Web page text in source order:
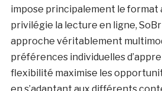
impose principalement le format
privilégie la lecture en ligne,
approche véritablement
préférences individuelles
flexibilité maximise les